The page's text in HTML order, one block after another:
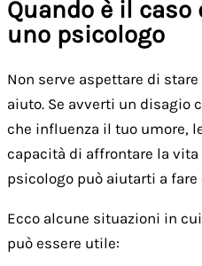
Quando è il
uno psicologo
Non serve aspettare di
aiuto. Se avverti un disagio
che influenza il tuo umore,
capacità di affrontare la
psicologo può aiutarti a fare
Ecco alcune situazioni in
può essere utile: